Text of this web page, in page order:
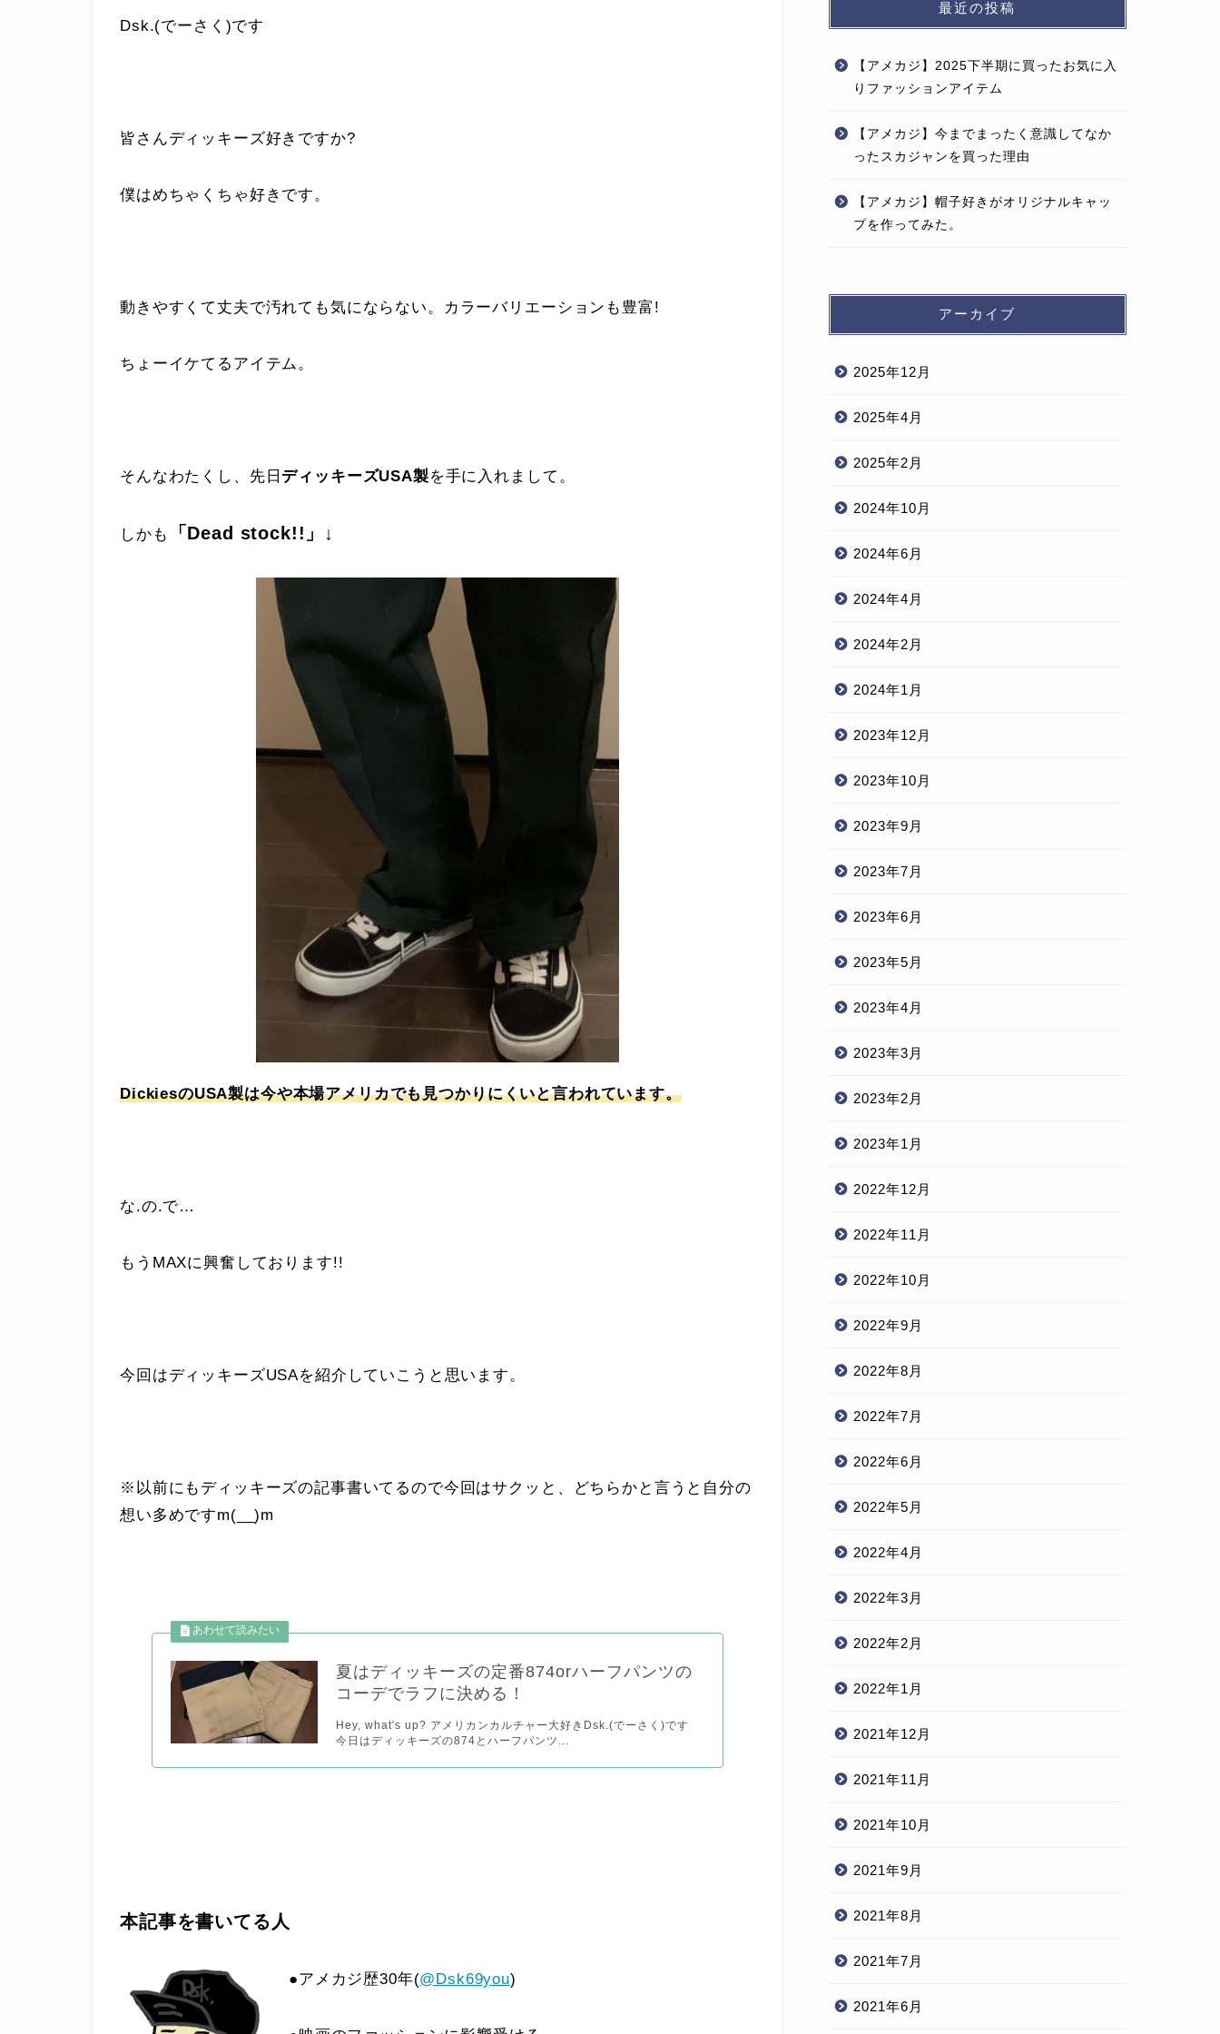
Dsk.(でーさく)です
皆さんディッキーズ好きですか?
僕はめちゃくちゃ好きです。
動きやすくて丈夫で汚れても気にならない。カラーバリエーションも豊富!
ちょーイケてるアイテム。
そんなわたくし、先日 ディッキーズUSA製を手に入れまして。
しかも 「Dead stock!!」↓
DickiesのUSA製は今や本場アメリカでも見つかりにくいと言われています。
な.の.で…
もうMAXに興奮しております!!
今回はディッキーズUSAを紹介していこうと思います。
※以前にもディッキーズの記事書いてるので今回はサクッと、どちらかと言うと自分の
想い多めですm(__)m
夏はディッキーズの定番874orハーフパンツの
コーデでラフに決める！
Hey, what's up? アメリカンカルチャー大好きDsk.(でーさく)です
今日はディッキーズの874とハーフパンツ...
本記事を書いてる人
●アメカジ歴30年(@Dsk69you)
最近の投稿
【アメカジ】2025下半期に買ったお気に入
りファッションアイテム
【アメカジ】今までまったく意識してなか
ったスカジャンを買った理由
【アメカジ】帽子好きがオリジナルキャッ
プを作ってみた。
アーカイブ
2025年12月
2025年4月
2025年2月
2024年10月
2024年6月
2024年4月
2024年2月
2024年1月
2023年12月
2023年10月
2023年9月
2023年7月
2023年6月
2023年5月
2023年4月
2023年3月
2023年2月
2023年1月
2022年12月
2022年11月
2022年10月
2022年9月
2022年8月
2022年7月
2022年6月
2022年5月
2022年4月
2022年3月
2022年2月
2022年1月
2021年12月
2021年11月
2021年10月
2021年9月
2021年8月
2021年7月
2021年6月